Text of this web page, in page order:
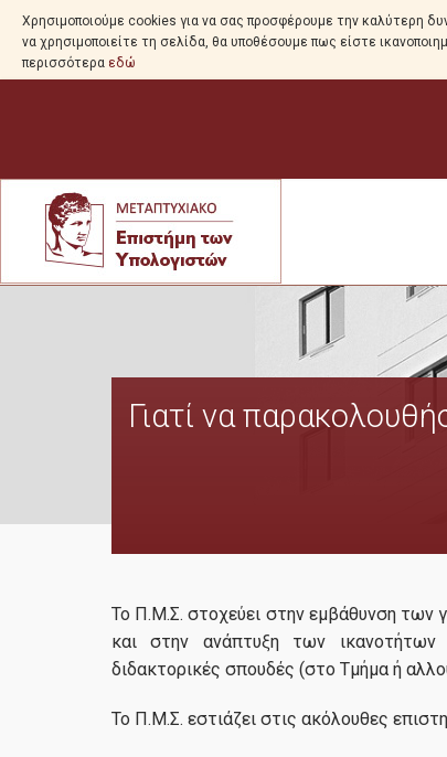
Χρησιμοποιούμε cookies για να σας προσφέρουμε την καλύτερη
να χρησιμοποιείτε τη σελίδα, θα υποθέσουμε πως είστε
περισσότερα εδώ
Γιατί να
Το Π.Μ.Σ. στοχεύει στην εμβάθυνση
και στην ανάπτυξη των ικανοτήτων
διδακτορικές σπουδές (στο Τμήμα ή
Το Π.Μ.Σ. εστιάζει στις ακόλουθες